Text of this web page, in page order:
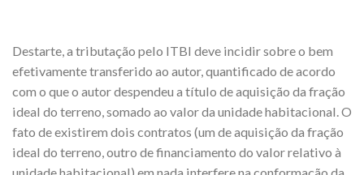
Destarte, a tributação pelo ITBI deve incidir sobre o bem
efetivamente transferido ao autor, quantificado de acordo
com o que o autor despendeu a título de aquisição da fração
ideal do terreno, somado ao valor da unidade habitacional. O
fato de existirem dois contratos (um de aquisição da fração
ideal do terreno, outro de financiamento do valor relativo à